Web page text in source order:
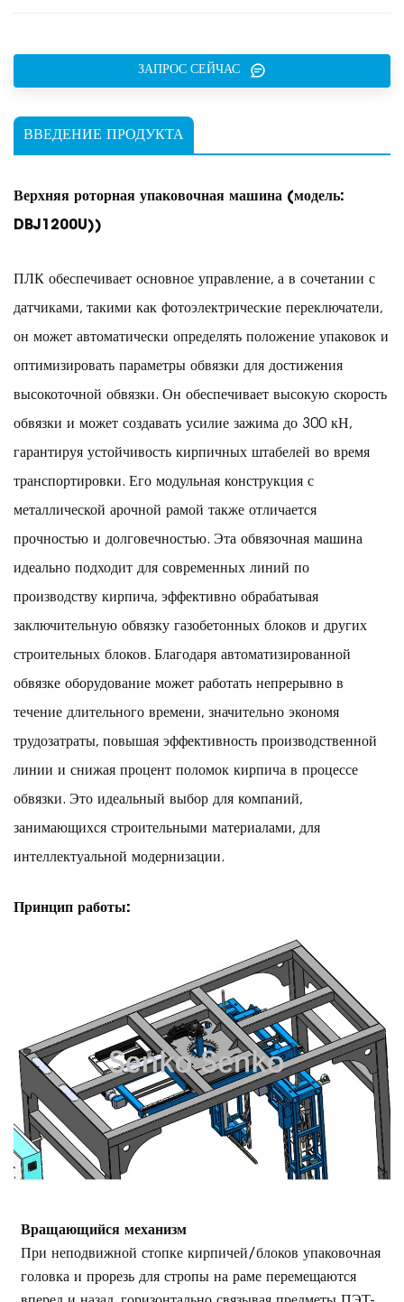
ЗАПРОС СЕЙЧАС
ВВЕДЕНИЕ ПРОДУКТА
Верхняя роторная упаковочная машина (модель:
DBJ1200U))
ПЛК обеспечивает основное управление, а в сочетании с
датчиками, такими как фотоэлектрические переключатели,
он может автоматически определять положение упаковок и
оптимизировать параметры обвязки для достижения
высокоточной обвязки. Он обеспечивает высокую скорость
обвязки и может создавать усилие зажима до 300 кН,
гарантируя устойчивость кирпичных штабелей во время
транспортировки. Его модульная конструкция с
металлической арочной рамой также отличается
прочностью и долговечностью. Эта обвязочная машина
идеально подходит для современных линий по
производству кирпича, эффективно обрабатывая
заключительную обвязку газобетонных блоков и других
строительных блоков. Благодаря автоматизированной
обвязке оборудование может работать непрерывно в
течение длительного времени, значительно экономя
трудозатраты, повышая эффективность производственной
линии и снижая процент поломок кирпича в процессе
обвязки. Это идеальный выбор для компаний,
занимающихся строительными материалами, для
интеллектуальной модернизации.
Принцип работы:
Вращающийся механизм
При неподвижной стопке кирпичей/блоков упаковочная
головка и прорезь для стропы на раме перемещаются